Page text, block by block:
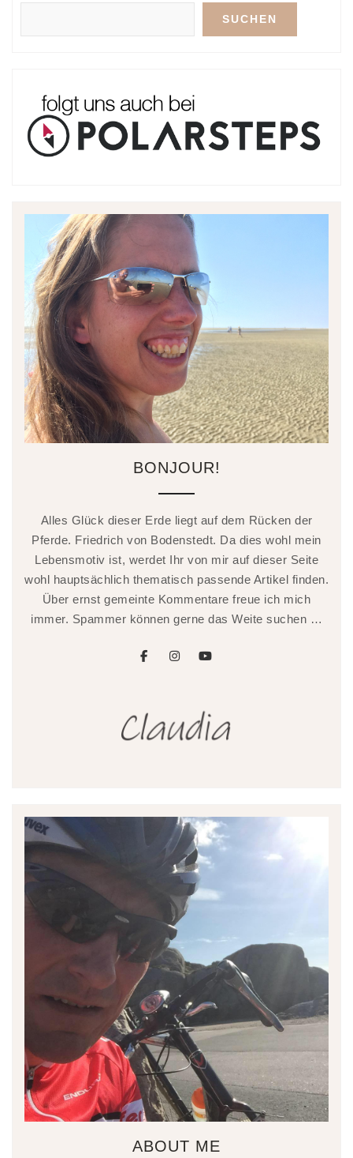
SUCHEN
BONJOUR!
Alles Glück dieser Erde liegt auf dem Rücken der
Pferde. Friedrich von Bodenstedt. Da dies wohl mein
Lebensmotiv ist, werdet Ihr von mir auf dieser Seite
wohl hauptsächlich thematisch passende Artikel finden.
Über ernst gemeinte Kommentare freue ich mich
immer. Spammer können gerne das Weite suchen …
ABOUT ME